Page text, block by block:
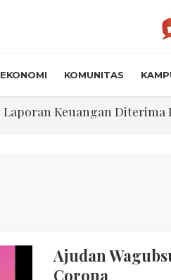
EKONOMI KOMUNITAS
Laporan Keuangan Diterima
USU Gelar Pengabdian
Ajudan
Corona